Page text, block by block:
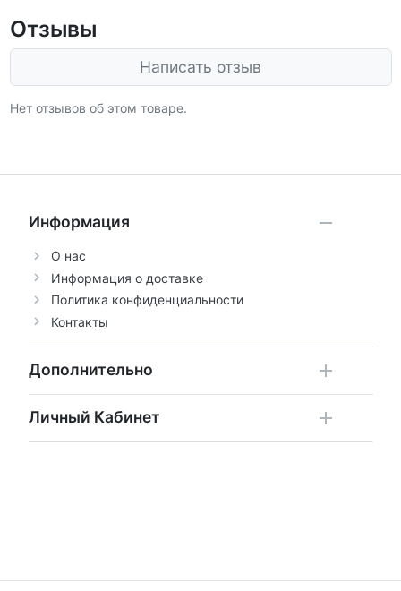
Отзывы
Написать отзыв
Нет отзывов об этом товаре.
Информация
О нас
Информация о доставке
Политика конфиденциальности
Контакты
Дополнительно
Личный Кабинет